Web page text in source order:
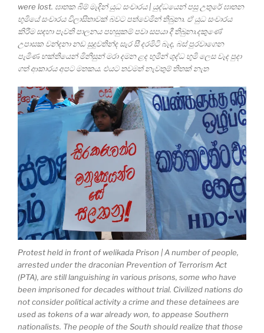
were lost. ඝාතක බිම් මැදින් යුධ සංචාරය | යුද්ධයෙන් පසු උතුරේ ඝාතන
භුමියේ සංචාරය විලාසිතාවක් බවට පත්වෙමින් තිබුනා. ඒ යුධ සංචාරය
කිරීම සඳහා පැවති පාලනය පහසුකම් පවා සපයා දී තිබුනා.දකුණේ
උපාසක වන්දනා නඩ සුදුවතින්ද සැර සී දරමිටි බැද, බස් පුරවාගෙන
පැමිණ භක්තියෙන් මිනිසුන් මරා දමන ළද භුමීන් ශුද්ධ භුමි ලෙස වැද පුදා
ගත් ආකාරය අපට මතකය. එයට තවමත් නැවතුම් තිතක් නැත
Protest held in front of welikada Prison | A number of people,
arrested under the draconian Prevention of Terrorism Act
(PTA), are still languishing in various prisons, some who have
been imprisoned for decades without trial. Civilized nations do
not consider political activity a crime and these detainees are
used as tokens of a war already won, to appease Southern
nationalists. The people of the South should realize that those